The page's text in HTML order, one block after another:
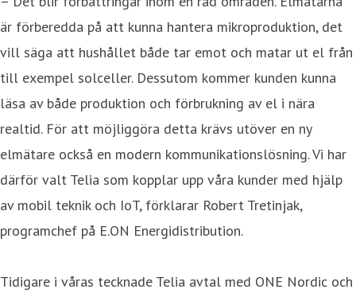
är förberedda på att kunna hantera mikroproduktion, det
vill säga att hushållet både tar emot och matar ut el från
till exempel solceller. Dessutom kommer kunden kunna
läsa av både produktion och förbrukning av el i nära
realtid. För att möjliggöra detta krävs utöver en ny
elmätare också en modern kommunikationslösning. Vi har
därför valt Telia som kopplar upp våra kunder med hjälp
av mobil teknik och IoT, förklarar Robert Tretinjak,
programchef på E.ON Energidistribution.
Tidigare i våras tecknade Telia avtal med ONE Nordic och